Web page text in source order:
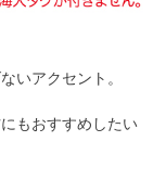
いアクセント。
もおすすめしたい